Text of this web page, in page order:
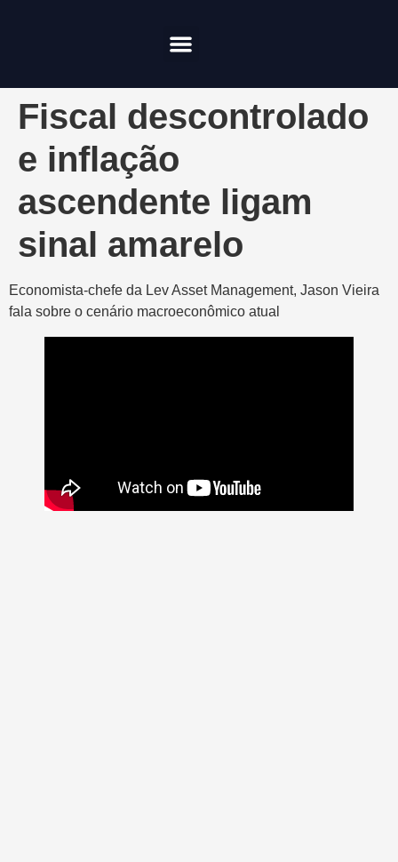
Fiscal descontrolado
e inflação
ascendente ligam
sinal amarelo
Economista-chefe da Lev Asset Management, Jason Vieira
fala sobre o cenário macroeconômico atual